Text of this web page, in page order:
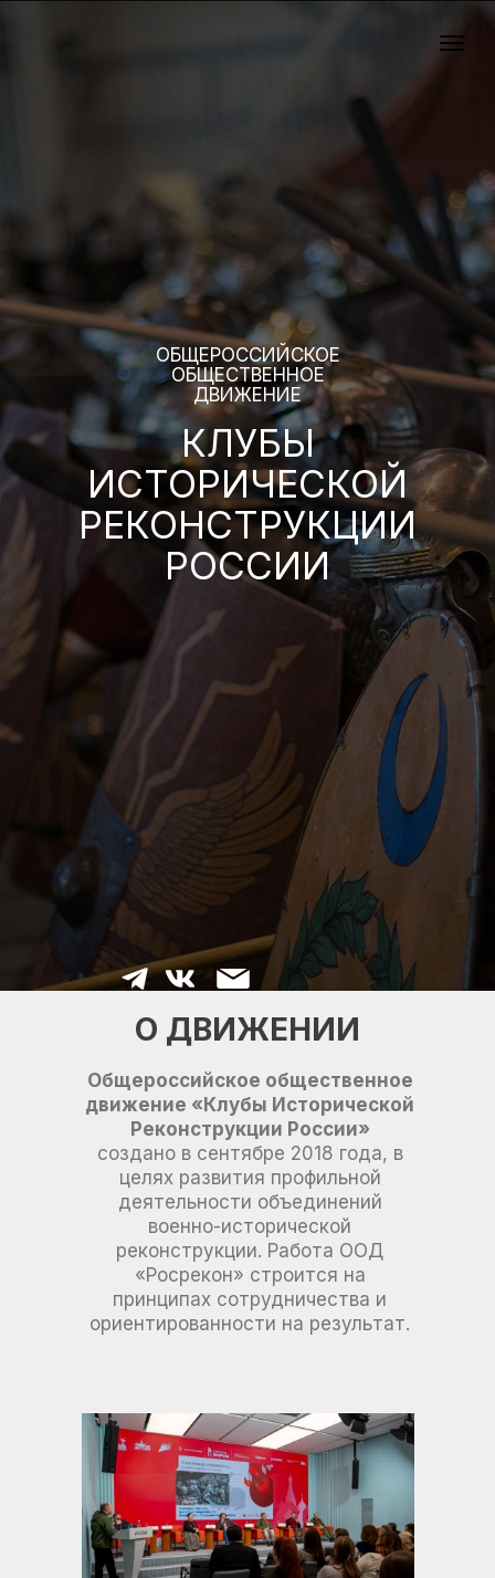
КЛУБЫ
ИСТОРИЧЕСКОЙ
РЕКОНСТРУКЦИИ
РОССИИ
ОБЩЕРОССИЙСКОЕ
ОБЩЕСТВЕННОЕ
ДВИЖЕНИЕ
О ДВИЖЕНИИ
Общероссийское общественное
движение «Клубы Исторической
Реконструкции России»
создано в сентябре 2018 года, в
целях развития профильной
деятельности объединений
военно-исторической
реконструкции. Работа ООД
«Росрекон» строится на
принципах сотрудничества и
ориентированности на результат.